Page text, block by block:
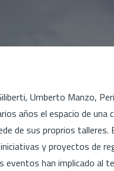
Umberto Manzo,
años el espacio de una
de sus proprios
y proyectos de
eventos han implicado al